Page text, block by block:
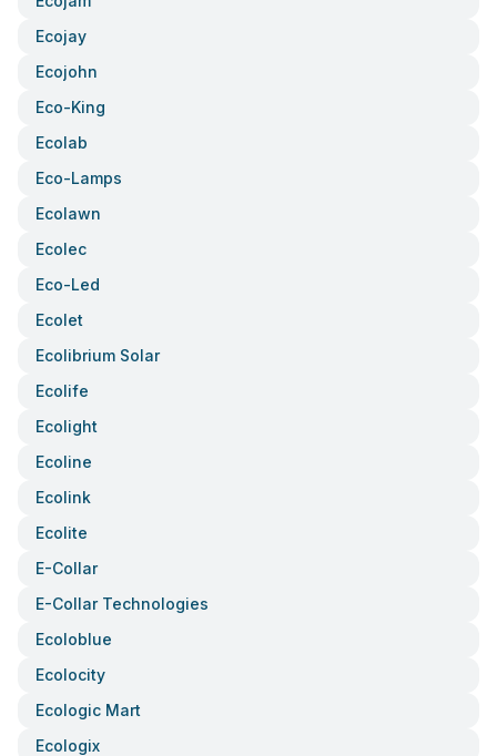
Ecojay
Ecojohn
Eco-King
Ecolab
Eco-Lamps
Ecolawn
Ecolec
Eco-Led
Ecolet
Ecolibrium Solar
Ecolife
Ecolight
Ecoline
Ecolink
Ecolite
E-Collar
E-Collar Technologies
Ecoloblue
Ecolocity
Ecologic Mart
Ecologix